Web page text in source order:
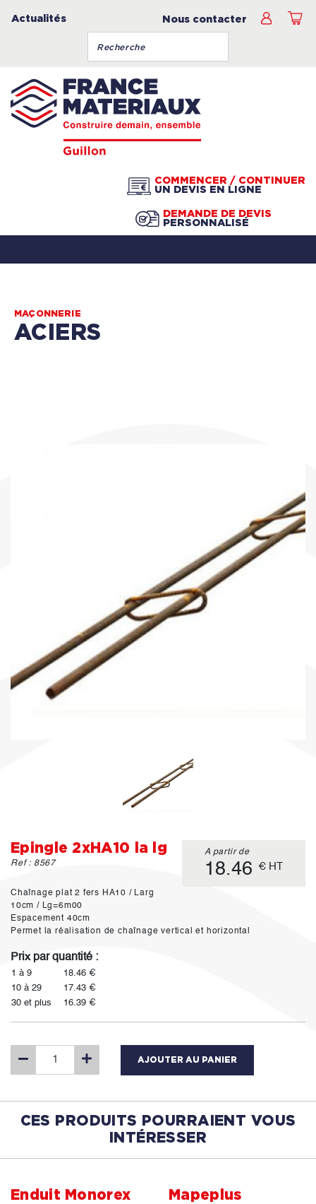
Actualités Nous contacter
COMMENCER / CONTINUER
UN DEVIS EN LIGNE
DEMANDE DE DEVIS
PERSONNALISÉ
MAÇONNERIE
ACIERS
A partir de
18.46 € HT
Epingle 2xHA10 la lg
Ref : 8567
Chaînage plat 2 fers HA10 / Larg
10cm / Lg=6m00
Espacement 40cm
Permet la réalisation de chaînage vertical et horizontal
Prix par quantité :
1 à 9
18.46 €
10 à 29
17.43 €
30 et plus
16.39 €
AJOUTER AU PANIER
CES PRODUITS POURRAIENT VOUS
INTÉRESSER
Enduit Monorex
Mapeplus